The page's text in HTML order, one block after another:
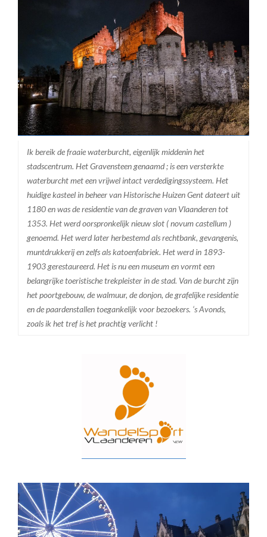
Ik bereik de fraaie waterburcht, eigenlijk middenin het
stadscentrum. Het Gravensteen genaamd ; is een versterkte
waterburcht met een vrijwel intact verdedigingssysteem. Het
huidige kasteel in beheer van Historische Huizen Gent dateert uit
1180 en was de residentie van de graven van Vlaanderen tot
1353. Het werd oorspronkelijk nieuw slot ( novum castellum )
genoemd. Het werd later herbestemd als rechtbank, gevangenis,
muntdrukkerij en zelfs als katoenfabriek. Het werd in 1893-
1903 gerestaureerd. Het is nu een museum en vormt een
belangrijke toeristische trekpleister in de stad. Van de burcht zijn
het poortgebouw, de walmuur, de donjon, de grafelijke residentie
en de paardenstallen toegankelijk voor bezoekers. ‘s Avonds,
zoals ik het tref is het prachtig verlicht !